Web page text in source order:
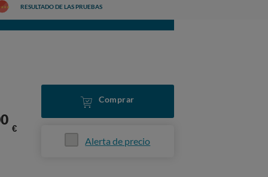
RESULTADO DE LAS PRUEBAS
€
Comprar
Alerta de precio